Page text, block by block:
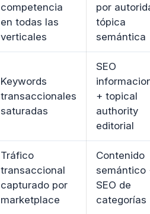
competencia
en todas las
verticales
por
tópica
semántica
Keywords
transaccionales
saturadas
SEO
+ topical
authority
editorial
Tráfico
transaccional
capturado por
marketplace
Contenido
semántico
SEO de
categorías